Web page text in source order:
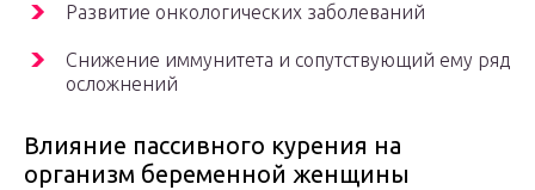
Развитие онкологических заболеваний
Снижение иммунитета и сопутствующий ему ряд
осложнений
Влияние пассивного курения на
организм беременной женщины